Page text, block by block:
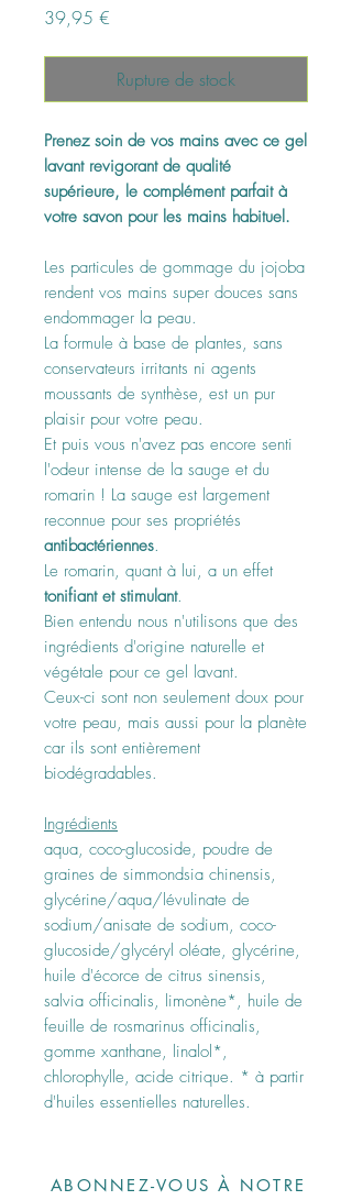
39,95 €
Rupture de stock
Prenez soin de vos mains avec ce gel
lavant revigorant de qualité
supérieure, le complément parfait à
votre savon pour les mains habituel.
Les particules de gommage du jojoba
rendent vos mains super douces sans
endommager la peau.
La formule à base de plantes, sans
conservateurs irritants ni agents
moussants de synthèse, est un pur
plaisir pour votre peau.
Et puis vous n'avez pas encore senti
l'odeur intense de la sauge et du
romarin ! La sauge est largement
reconnue pour ses propriétés
antibactériennes.
Le romarin, quant à lui, a un effet
tonifiant et stimulant.
Bien entendu nous n'utilisons que des
ingrédients d'origine naturelle et
végétale pour ce gel lavant.
Ceux-ci sont non seulement doux pour
votre peau, mais aussi pour la planète
car ils sont entièrement
biodégradables.
Ingrédients
aqua, coco-glucoside, poudre de
graines de simmondsia chinensis,
glycérine/aqua/lévulinate de
sodium/anisate de sodium, coco-
glucoside/glycéryl oléate, glycérine,
huile d'écorce de citrus sinensis,
salvia officinalis, limonène*, huile de
feuille de rosmarinus officinalis,
gomme xanthane, linalol*,
chlorophylle, acide citrique. * à partir
d'huiles essentielles naturelles.
ABONNEZ-VOUS À NOTRE